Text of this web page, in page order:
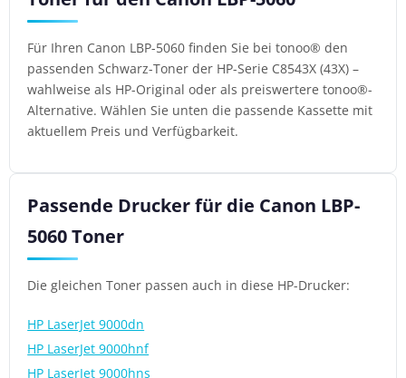
Für Ihren Canon LBP-5060 finden Sie bei tonoo® den
passenden Schwarz-Toner der HP-Serie C8543X (43X) –
wahlweise als HP-Original oder als preiswertere tonoo®-
Alternative. Wählen Sie unten die passende Kassette mit
aktuellem Preis und Verfügbarkeit.
Passende Drucker für die Canon LBP-
5060 Toner
Die gleichen Toner passen auch in diese HP-Drucker:
HP LaserJet 9000dn
HP LaserJet 9000hnf
HP LaserJet 9000hns